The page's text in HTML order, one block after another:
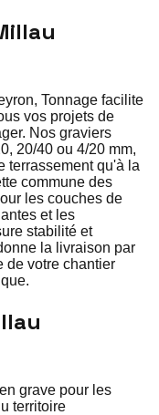
Tonnage facilite
vos projets de
Nos graviers
20/40 ou 4/20 mm,
terrassement qu'à la
commune des
les couches de
et les
stabilité et
la livraison par
de votre chantier
grave pour les
territoire